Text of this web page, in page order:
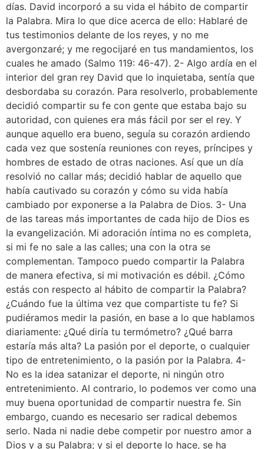
días. David incorporó a su vida el hábito de compartir
la Palabra. Mira lo que dice acerca de ello: Hablaré de
tus testimonios delante de los reyes, y no me
avergonzaré; y me regocijaré en tus mandamientos, los
cuales he amado (Salmo 119: 46-47). 2- Algo ardía en el
interior del gran rey David que lo inquietaba, sentía que
desbordaba su corazón. Para resolverlo, probablemente
decidió compartir su fe con gente que estaba bajo su
autoridad, con quienes era más fácil por ser el rey. Y
aunque aquello era bueno, seguía su corazón ardiendo
cada vez que sostenía reuniones con reyes, príncipes y
hombres de estado de otras naciones. Así que un día
resolvió no callar más; decidió hablar de aquello que
había cautivado su corazón y cómo su vida había
cambiado por exponerse a la Palabra de Dios. 3- Una
de las tareas más importantes de cada hijo de Dios es
la evangelización. Mi adoración íntima no es completa,
si mi fe no sale a las calles; una con la otra se
complementan. Tampoco puedo compartir la Palabra
de manera efectiva, si mi motivación es débil. ¿Cómo
estás con respecto al hábito de compartir la Palabra?
¿Cuándo fue la última vez que compartiste tu fe? Si
pudiéramos medir la pasión, en base a lo que hablamos
diariamente: ¿Qué diría tu termómetro? ¿Qué barra
estaría más alta? La pasión por el deporte, o cualquier
tipo de entretenimiento, o la pasión por la Palabra. 4-
No es la idea satanizar el deporte, ni ningún otro
entretenimiento. Al contrario, lo podemos ver como una
muy buena oportunidad de compartir nuestra fe. Sin
embargo, cuando es necesario ser radical debemos
serlo. Nada ni nadie debe competir por nuestro amor a
Dios y a su Palabra; y si el deporte lo hace, se ha